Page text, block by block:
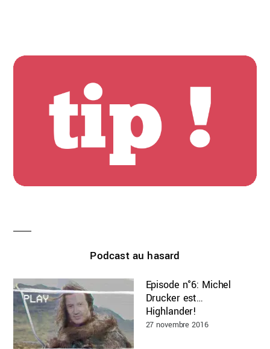
Podcast au hasard
Episode n°6: Michel
Drucker est…
Highlander!
27 novembre 2016